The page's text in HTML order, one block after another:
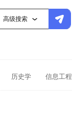
高级搜索
历史学 信息工程